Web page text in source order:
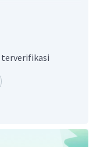
oleh cahaya
yang akan
tepat adalah E.
terverifikasi